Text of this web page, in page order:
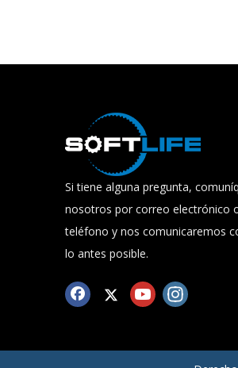
Si tiene alguna pregunta,
nosotros por correo electrónico
teléfono y nos comunicaremos
lo antes posible.